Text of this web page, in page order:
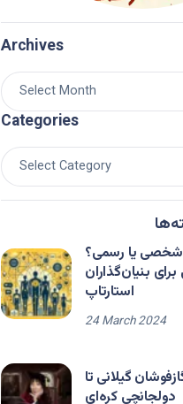
Archives
Categories
یا رسمی؟
برای بنیان‌گذاران
استارتاپ
24 March 2024
گیلانی تا
دولجانچی کره‌ای